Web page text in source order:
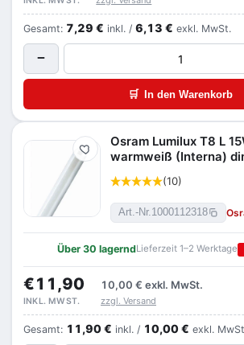
Gesamt: 7,29 € inkl. / 6,13 € exkl. MwSt.
−
🛒 In den Warenkorb
Merken
Osram Lumilux T8 L
warmweiß (Interna)
(10)
Art.-Nr.1000112318
Über 30 lagerndLieferzeit 1–2 Werktage
€11,90 10,00 € exkl. MwSt.
INKL. MWST. zzgl. Versand
Gesamt: 11,90 € inkl. / 10,00 € exkl.